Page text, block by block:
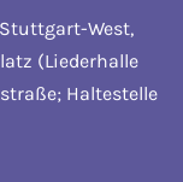
West,
(Liederhalle
Haltestelle